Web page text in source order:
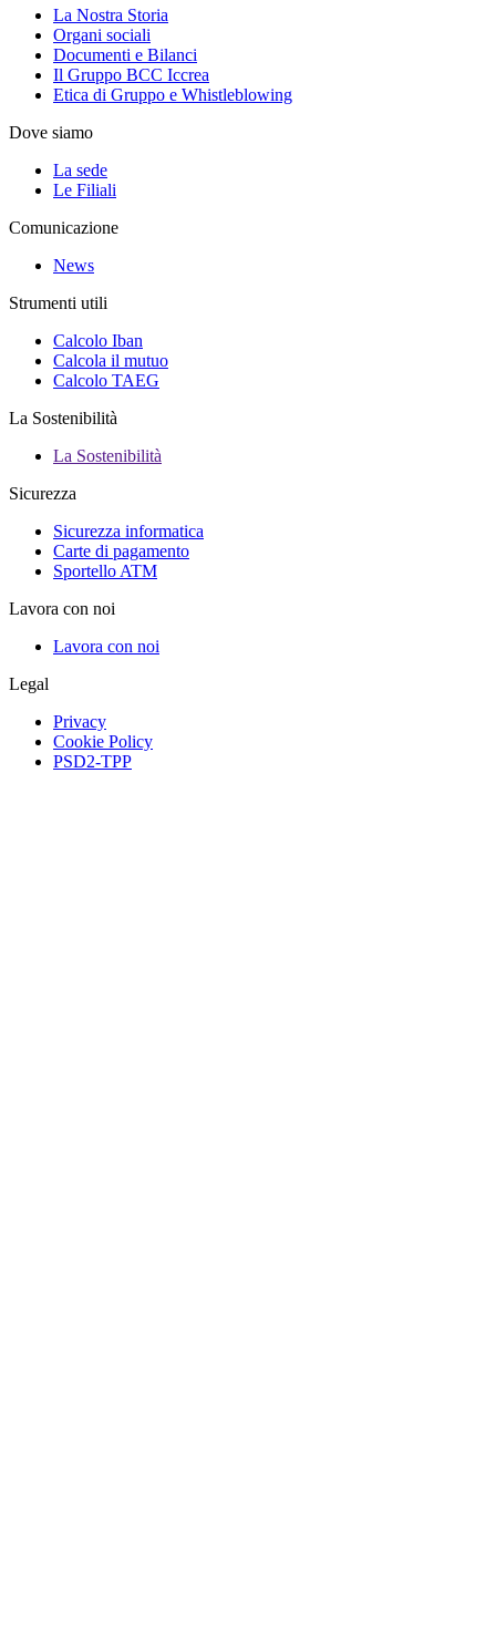
La Nostra Storia
Organi sociali
Documenti e Bilanci
Il Gruppo BCC Iccrea
Etica di Gruppo e Whistleblowing
Dove siamo
La sede
Le Filiali
Comunicazione
News
Strumenti utili
Calcolo Iban
Calcola il mutuo
Calcolo TAEG
La Sostenibilità
La Sostenibilità
Sicurezza
Sicurezza informatica
Carte di pagamento
Sportello ATM
Lavora con noi
Lavora con noi
Legal
Privacy
Cookie Policy
PSD2-TPP